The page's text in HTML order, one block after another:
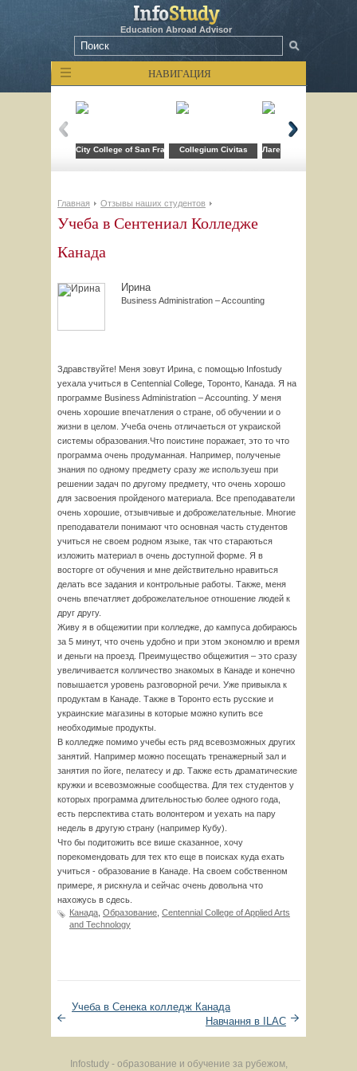
Education Abroad Advisor
НАВИГАЦИЯ
City College of San FranciscoCollegium Civitas Лагерь компьютерных
Главная Отзывы наших студентов
Учеба в Сентениал Колледже
Канада
Ирина
Business Administration – Accounting
Здравствуйте! Меня зовут Ирина, с помощью Infostudy
уехала учиться в Centennial College, Торонто, Канада. Я на
программе Business Administration – Accounting. У меня
очень хорошие впечатления о стране, об обучении и о
жизни в целом. Учеба очень отличаеться от украиской
системы образования.Что поистине поражает, это то что
программа очень продуманная. Например, полученые
знания по одному предмету сразу же используеш при
решении задач по другому предмету, что очень хорошо
для засвоения пройденого материала. Все преподаватели
очень хорошие, отзывчивые и доброжелательные. Многие
преподаватели понимают что основная часть студентов
учиться не своем родном языке, так что стараються
изложить материал в очень доступной форме. Я в
восторге от обучения и мне действительно нравиться
делать все задания и контрольные работы. Также, меня
очень впечатляет доброжелательное отношение людей к
друг другу.
Живу я в общежитии при колледже, до кампуса добираюсь
за 5 минут, что очень удобно и при этом экономлю и время
и деньги на проезд. Преимущество общежития – это сразу
увеличивается колличество знакомых в Канаде и конечно
повышается уровень разговорной речи. Уже привыкла к
продуктам в Канаде. Также в Торонто есть русские и
украинские магазины в которые можно купить все
необходимые продукты.
В колледже помимо учебы есть ряд всевозможных других
занятий. Например можно посещать тренажерный зал и
занятия по йоге, пелатесу и др. Также есть драматические
кружки и всевозможные сообщества. Для тех студентов у
которых программа длительностью более одного года,
есть перспектива стать волонтером и уехать на пару
недель в другую страну (например Кубу).
Что бы подитожить все више сказанное, хочу
порекомендовать для тех кто еще в поисках куда ехать
учиться - образование в Канаде. На своем собственном
примере, я рискнула и сейчас очень довольна что
нахожусь в сдесь.
Канада Образование Centennial College of Applied Arts
and Technology
Учеба в Сенека колледж Канада
Навчання в ILAC
Infostudy - образование и обучение за рубежом,